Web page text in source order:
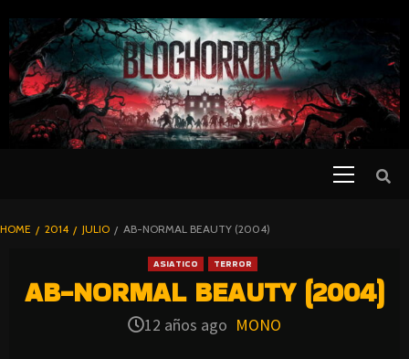
TO
CONTENT
BLOGHORROR
HOME 2014 JULIO AB-NORMAL BEAUTY (2004)
ASIATICO TERROR
AB-NORMAL BEAUTY (2004)
12 años ago MONO